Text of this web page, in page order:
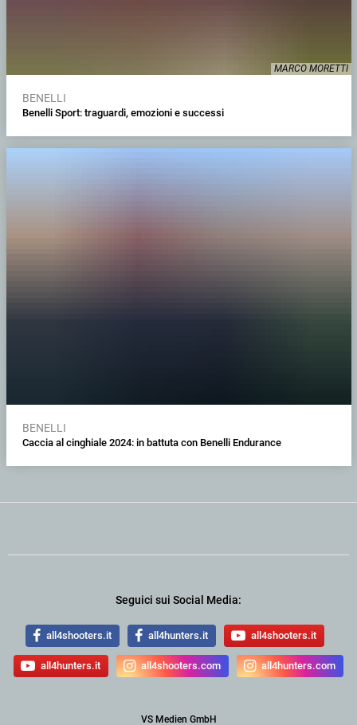
MARCO MORETTI
BENELLI
Benelli Sport: traguardi, emozioni e successi
BENELLI
Caccia al cinghiale 2024: in battuta con Benelli Endurance
Seguici sui Social Media:
all4shooters.it all4hunters.it all4shooters.it
all4hunters.it all4shooters.com all4hunters.com
VS Medien GmbH